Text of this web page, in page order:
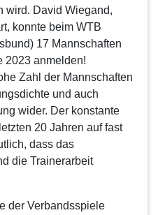
wird. David Wiegand,
konnte beim WTB
17 Mannschaften
2023 anmelden!
Zahl der Mannschaften
und auch
wider. Der konstante
20 Jahren auf fast
dass das
die Trainerarbeit
der Verbandsspiele